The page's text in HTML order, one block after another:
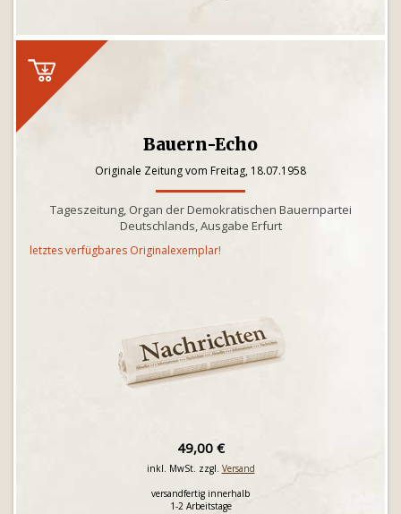
Bauern-Echo
Originale Zeitung vom Freitag, 18.07.1958
Tageszeitung, Organ der Demokratischen Bauernpartei
Deutschlands, Ausgabe Erfurt
letztes verfügbares Originalexemplar!
49,00 €
inkl. MwSt. zzgl. Versand
versandfertig innerhalb
1-2 Arbeitstage